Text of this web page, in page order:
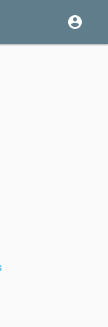
account_circle